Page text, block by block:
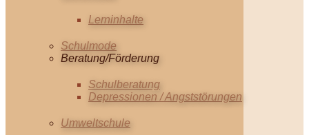
Lerninhalte
Schulmode
Beratung/Förderung
Schulberatung
Depressionen / Angststörungen
Umweltschule